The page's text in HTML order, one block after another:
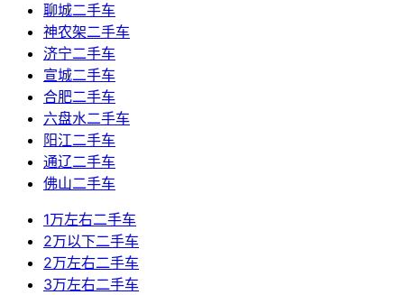
聊城二手车
神农架二手车
济宁二手车
宣城二手车
合肥二手车
六盘水二手车
阳江二手车
通辽二手车
佛山二手车
1万左右二手车
2万以下二手车
2万左右二手车
3万左右二手车